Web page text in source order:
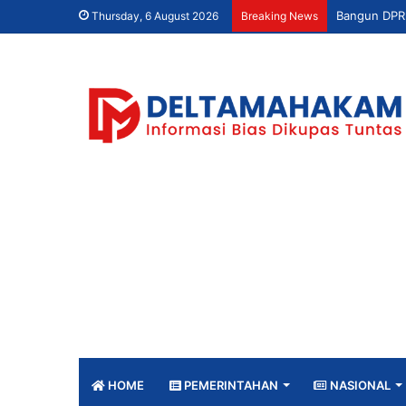
Thursday, 6 August 2026 Breaking News
HOME PEMERINTAHAN NASIONAL